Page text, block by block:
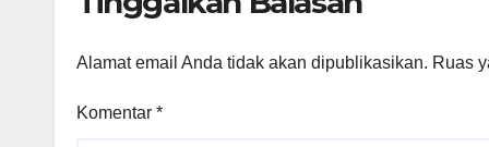
Alamat email Anda tidak akan dipublikasikan. Ruas
Komentar *